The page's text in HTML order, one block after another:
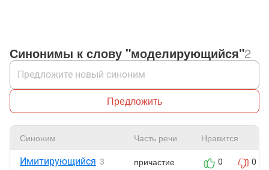
Синонимы к слову "моделирующийся"2
Предложить
Синоним Часть речи Нравится
Имитирующийся 3 причастие 0 0